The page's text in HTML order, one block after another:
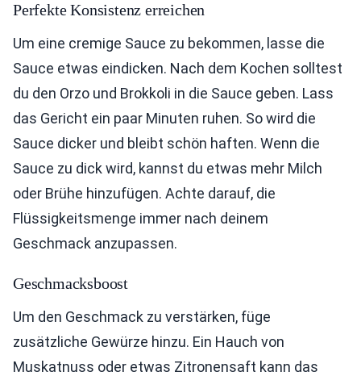
Perfekte Konsistenz erreichen
Um eine cremige Sauce zu bekommen, lasse die
Sauce etwas eindicken. Nach dem Kochen solltest
du den Orzo und Brokkoli in die Sauce geben. Lass
das Gericht ein paar Minuten ruhen. So wird die
Sauce dicker und bleibt schön haften. Wenn die
Sauce zu dick wird, kannst du etwas mehr Milch
oder Brühe hinzufügen. Achte darauf, die
Flüssigkeitsmenge immer nach deinem
Geschmack anzupassen.
Geschmacksboost
Um den Geschmack zu verstärken, füge
zusätzliche Gewürze hinzu. Ein Hauch von
Muskatnuss oder etwas Zitronensaft kann das